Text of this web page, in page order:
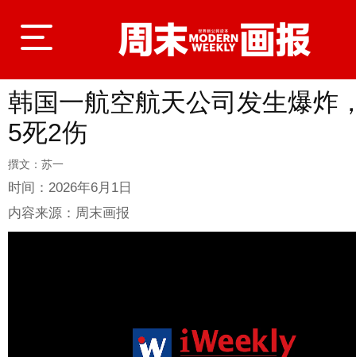
登录
首页
韩国一航空航天公司发生爆炸
5死2伤
撰文：苏一
时间： 2026年6月1日
内容来源： 周末画报